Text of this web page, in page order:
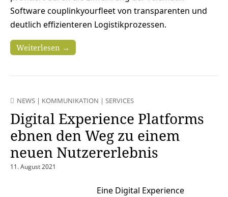
Software couplinkyourfleet von transparenten und
deutlich effizienteren Logistikprozessen.
Weiterlesen →
NEWS | KOMMUNIKATION | SERVICES
Digital Experience Platforms
ebnen den Weg zu einem
neuen Nutzererlebnis
11. August 2021
Eine Digital Experience